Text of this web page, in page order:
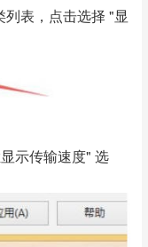
表，点击选择 "显
示传输速度" 选